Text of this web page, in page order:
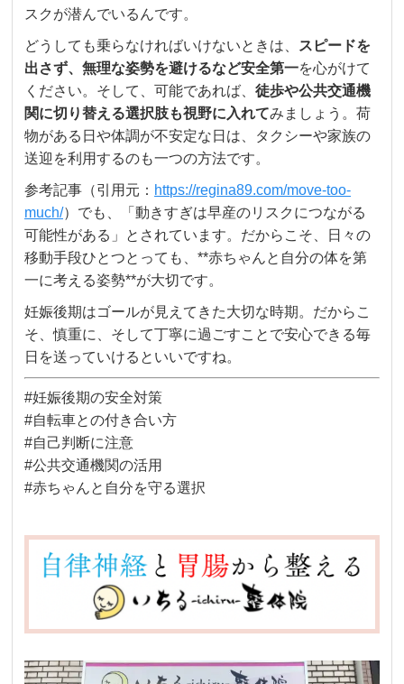
スクが潜んでいるんです。
どうしても乗らなければいけないときは、
スピードを
出さず、無理な姿勢を避けるなど安全第一を心がけて
ください。そして、可能であれば、徒歩や公共交通機
関に切り替える選択肢も視野に入れてみましょう。荷
物がある日や体調が不安定な日は、タクシーや家族の
送迎を利用するのも一つの方法です。
参考記事（引用元： https://regina89.com/move-too-
much/）でも、「動きすぎは早産のリスクにつながる
可能性がある」とされています。だからこそ、日々の
移動手段ひとつとっても、**赤ちゃんと自分の体を第
一に考える姿勢**が大切です。
妊娠後期はゴールが見えてきた大切な時期。だからこ
そ、慎重に、そして丁寧に過ごすことで安心できる毎
日を送っていけるといいですね。
#妊娠後期の安全対策
#自転車との付き合い方
#自己判断に注意
#公共交通機関の活用
#赤ちゃんと自分を守る選択